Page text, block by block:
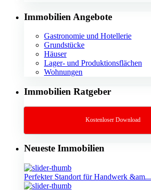
Immobilien Angebote
Gastronomie und Hotellerie
Grundstücke
Häuser
Lager- und Produktionsflächen
Wohnungen
Immobilien Ratgeber
Kostenloser Download
Neueste Immobilien
Perfekter Standort für Handwerk &am...